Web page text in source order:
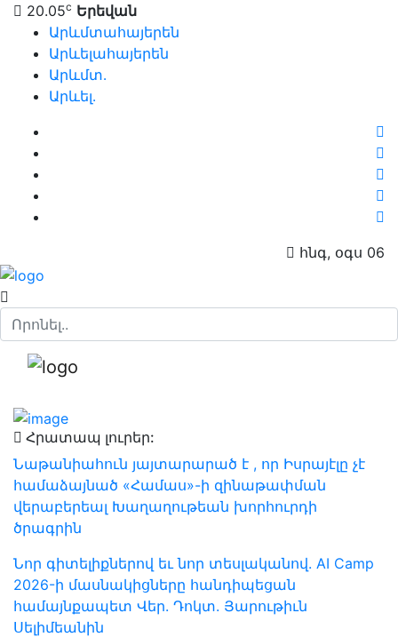
20.05c Երեվան
Արևմտահայերեն
Արևելահայերեն
Արևմտ․
Արևել․
հնգ, օգս 06
Հրատապ լուրեր:
Նաթանիահուն յայտարարած է , որ Իսրայէլը չէ
համաձայնած «Համաս»-ի զինաթափման
վերաբերեալ Խաղաղութեան խորհուրդի
ծրագրին
Նոր գիտելիքներով եւ նոր տեսլականով. AI Camp
2026-ի մասնակիցները հանդիպեցան
համայնքապետ Վեր. Դոկտ. Յարութիւն
Սելիմեանին